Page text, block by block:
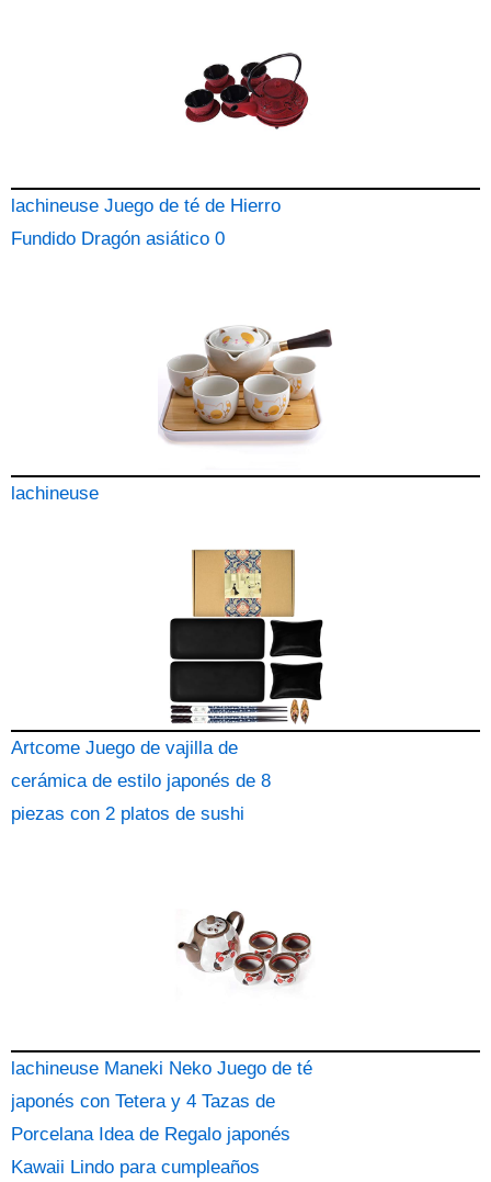
lachineuse Juego de té de Hierro
Fundido Dragón asiático 0
lachineuse
Artcome Juego de vajilla de
cerámica de estilo japonés de 8
piezas con 2 platos de sushi
lachineuse Maneki Neko Juego de té
japonés con Tetera y 4 Tazas de
Porcelana Idea de Regalo japonés
Kawaii Lindo para cumpleaños